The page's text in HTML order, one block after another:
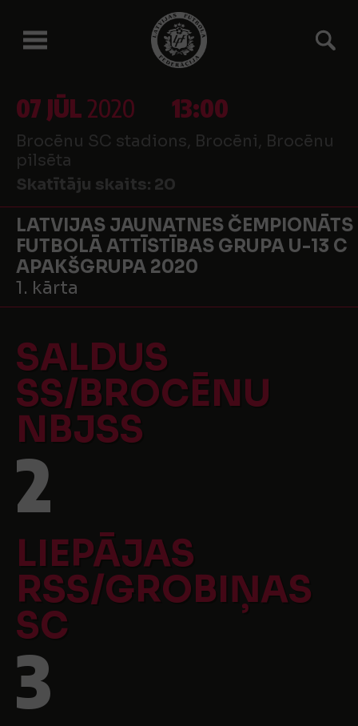
07 JŪL2020 13:00
Brocēnu SC stadions, Brocēni, Brocēnu
pilsēta
Skatītāju skaits: 20
LATVIJAS JAUNATNES ČEMPIONĀTS
FUTBOLĀ ATTĪSTĪBAS GRUPA U-13 C
APAKŠGRUPA 2020
1. kārta
SALDUS
SS/BROCĒNU
NBJSS
2
LIEPĀJAS
RSS/GROBIŅAS
SC
3